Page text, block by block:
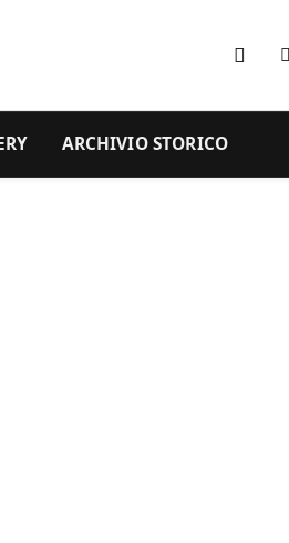
ARCHIVIO STORICO